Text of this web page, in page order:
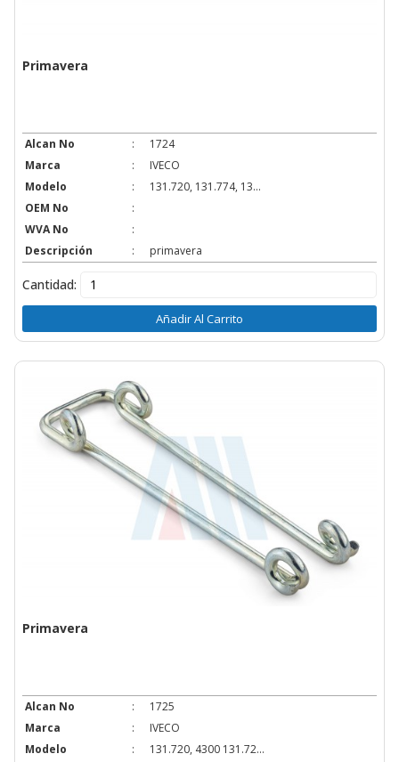
Primavera
Alcan No :
1724
Marca
:
IVECO
Modelo
:
131.720, 131.774, 13...
OEM No
:
WVA No
:
Descripción
: primavera
Cantidad:
Añadir Al Carrito
Primavera
Alcan No :
1725
Marca
:
IVECO
Modelo
:
131.720, 4300 131.72...